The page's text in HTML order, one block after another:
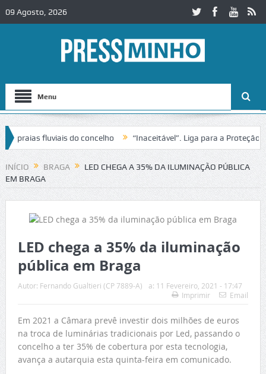
09 Agosto, 2026
Menu
fluviais do concelho “Inaceitável”. Liga para a Proteção da
trânsito no IC2 em Alcobaça Igreja do Castelo de Cerveira
INÍCIO BRAGA
LED CHEGA A 35% DA ILUMINAÇÃO PÚBLICA
EM BRAGA
LED chega a 35% da iluminação
pública em Braga
Autor: Fernando Gualtieri (CP 7889-A) a: 11 Fevereiro, 2021 - 17:47
Imprimir
Email
Em 2021 a Câmara prevê investir dois milhões de euros
na troca de luminárias tradicionais por Led, passando o
concelho a ter 35% de cobertura por esta tecnologia,
avança a autarquia esta quinta-feira em comunicado.